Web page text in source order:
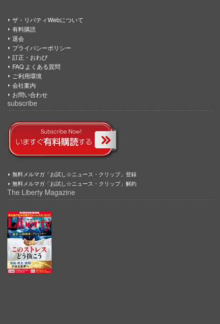
ザ・リバティWebについて
有料購読
退会
プライバシーポリシー
訂正・おわび
FAQ よくある質問
ご利用環境
会社案内
お問い合わせ
subscribe
無料メルマガ「お試し☆ニュース・クリップ」登録
無料メルマガ「お試し☆ニュース・クリップ」解約
The Liberty Magazine